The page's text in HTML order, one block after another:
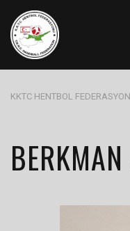
KKTC HENTBOL